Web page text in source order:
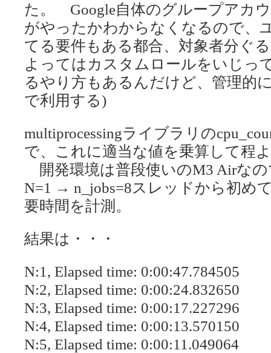
た。 Google自体のグループアカ
がやったかわからなくなるので、
てる要件もある都合、対象者分ぐ
よってはカスタムロールをいじっ
るやり方もあるんだけど、管理的
で利用する)
multiprocessingライブラリの
で、これに適当な値を乗算して程
開発環境は普段使いのM3 Airなの
N=1 → n_jobs=8スレッドから初め
要時間を計測。
結果は・・・
N:1, Elapsed time: 0:00:47.784505
N:2, Elapsed time: 0:00:24.832650
N:3, Elapsed time: 0:00:17.227296
N:4, Elapsed time: 0:00:13.570150
N:5, Elapsed time: 0:00:11.049064